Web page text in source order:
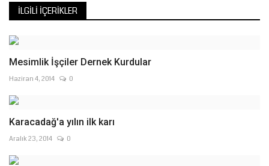
İLGILI İÇERIKLER
Mesimlik İşçiler Dernek Kurdular
Haziran 4, 2014 0
Karacadağ'a yılın ilk karı
Aralık 23, 2014 0